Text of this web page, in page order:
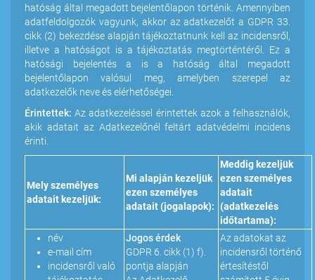
hatóság által megadott bejelentőlapon történik. Amennyiben
adatfeldolgozók vagyunk, akkor az adatkezelőt a GDPR 33.
cikk (2) bekezdése alapján tájékoztatnunk kell az incidensről,
illetve a hatóságot is a tájékoztatás megtörténtéről. Ez a
hatósági bejelentés a is a hatóság által megadott
bejelentőlapon valósul meg, amelyben szerepel az
adatkezelők neve és elérhetőségei.
Érintettek: Az adatkezeléssel érintettek azok a felhasználók,
akik adatait az Adatkezelőnél feltárt adatvédelmi incidens
érinti.
Mely személyes
adatait kezeljük:
Mi alapján kezeljük
ezen személyes
adatait (jogalapok):
Meddig kezeljük
ezen személyes
adatait
(adatkezelés
időtartama):
név
e-mail cím
incidensről való
Jogos érdek
GDPR 6. cikk (1) f).
pontja alapján
Az adatokat az
incidensről történő
értesítéstől